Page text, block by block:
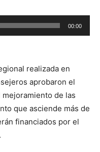
00:00
realizada en
aprobaron el
de las
que asciende más de
financiados por el